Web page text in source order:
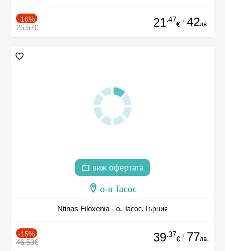
-16%
25.57€ 21.47
€ / 42лв.
виж офертата
о-в Тасос
Ntinas Filoxenia - о. Тасос, Гърция
-15%
46.53€ 39.37
€ / 77лв.